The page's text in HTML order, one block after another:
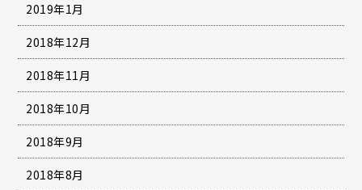
2019年1月
2018年12月
2018年11月
2018年10月
2018年9月
2018年8月